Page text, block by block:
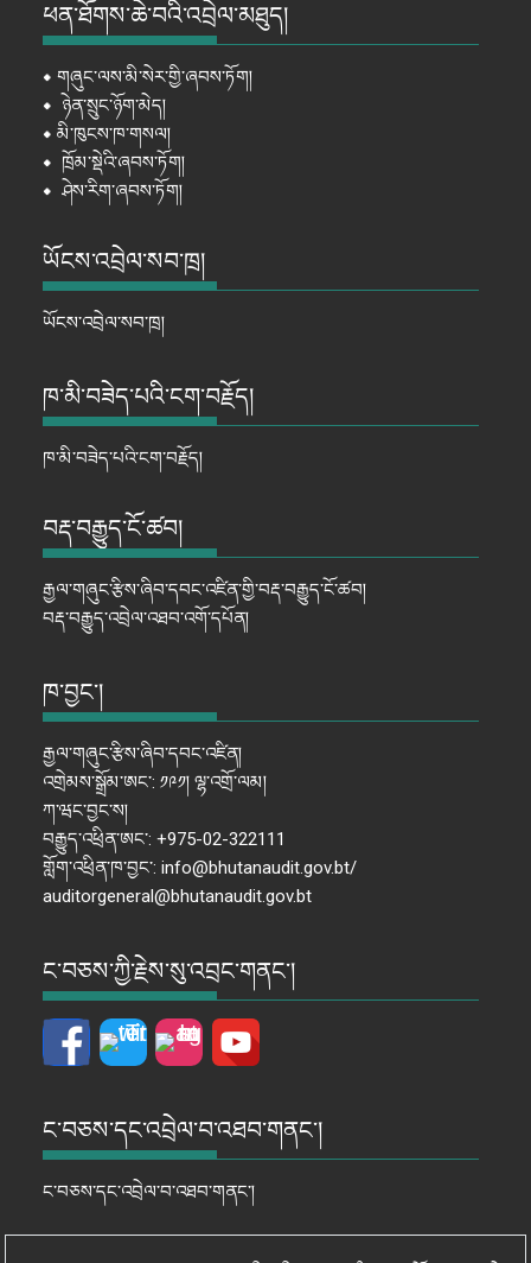
ཕན་ཐོགས་ཆེ་བའི་འབྲེལ་མཐུད།
⦁གཞུང་ལས་མི་སེར་གྱི་ཞབས་ཏོག།
⦁ ཉེན་སྲུང་ཉོག་མེད།
⦁ མི་ཁུངས་ཁ་གསལ།
⦁ ཁྲོམ་སྡེའི་ཞབས་ཏོག།
⦁ཤེས་རིག་ཞབས་ཏོག།
ཡོངས་འབྲེལ་སབ་ཁྲ།
ཡོངས་འབྲེལ་སབ་ཁྲ།
ཁ་མི་བཟེད་པའི་ངག་བརྗོད།
ཁ་མི་བཟེད་པའི་ངག་བརྗོད།
བརྡ་བརྒྱུད་ངོ་ཚབ།
རྒྱལ་གཞུང་རྩིས་ཞིབ་དབང་འཛིན་གྱི་བརྡ་བརྒྱུད་ངོ་ཚབ།
བརྡ་བརྒྱུད་འབྲེལ་འཐབ་འགོ་དཔོན།
ཁ་བྱང་།
རྒྱལ་གཞུང་རྩིས་ཞིབ་དབང་འཛིན།
འགྲེམས་སྒྲོམ་ཨང་: ༡༩༡། ལྷ་འགྲོ་ལམ།
ཀ་ཝང་བྱང་ས།
བརྒྱུད་འཕྲིན་ཨང་: +975-02-322111
གློག་འཕྲིན་ཁ་བྱང་: info@bhutanaudit.gov.bt/
auditorgeneral@bhutanaudit.gov.bt
ང་བཅས་ཀྱི་རྗེས་སུ་འབྲང་གནང་།
ང་བཅས་དང་འབྲེལ་བ་འཐབ་གནང་།
ང་བཅས་དང་འབྲེལ་བ་འཐབ་གནང་།